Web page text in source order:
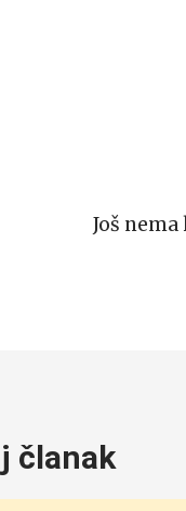
Još
članak